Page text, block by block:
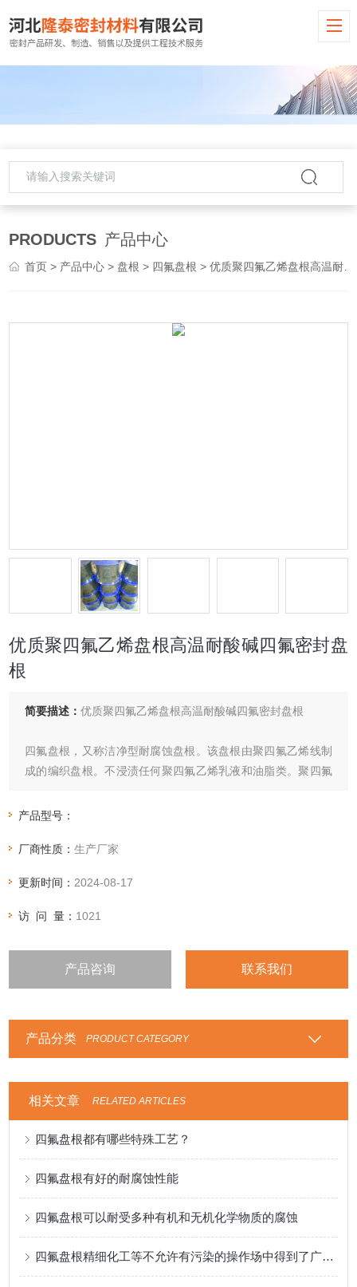
PRODUCTS 产品中心
首页 > 产品中心 > 盘根 > 四氟盘根 > 优质聚四氟乙烯盘根高温耐酸碱四氟密封盘根
优质聚四氟乙烯盘根高温耐酸碱四氟密封盘
根
简要描述：优质聚四氟乙烯盘根高温耐酸碱四氟密封盘根
四氟盘根，又称洁净型耐腐蚀盘根。该盘根由聚四氟乙烯线制
成的编织盘根。不浸渍任何聚四氟乙烯乳液和油脂类。聚四氟
在传热差，热膨胀系数大，有冷流等缺点。
的纯度及抗腐蚀性有较高要求的地方，如：食品行业、医药、
四氟盘根服务范围
产品型号：
厂商性质：生产厂家
更新时间： 2024-08-17
访 问 量： 1021
产品咨询 联系我们
产品分类 PRODUCT CATEGORY
相关文章 RELATED ARTICLES
四氟盘根都有哪些特殊工艺？
四氟盘根有好的耐腐蚀性能
四氟盘根可以耐受多种有机和无机化学物质的腐蚀
四氟盘根精细化工等不允许有污染的操作场中得到了广泛应用